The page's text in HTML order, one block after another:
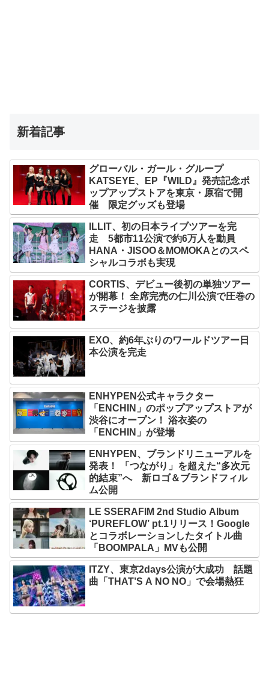
新着記事
グローバル・ガール・グループ
KATSEYE、EP『WILD』発売記念ポ
ップアップストアを東京・原宿で開
催 限定グッズも登場
ILLIT、初の日本ライブツアーを完
走 5都市11公演で約6万人を動員
HANA・JISOO＆MOMOKAとのスペ
シャルコラボも実現
CORTIS、デビュー後初の単独ツアー
が開幕！ 全席完売の仁川公演で圧巻の
ステージを披露
EXO、約6年ぶりのワールドツアー日
本公演を完走
ENHYPEN公式キャラクター
「ENCHIN」のポップアップストアが
渋谷にオープン！ 浴衣姿の
「ENCHIN」が登場
ENHYPEN、ブランドリニューアルを
発表！ 「つながり」を超えた“多次元
的結束”へ 新ロゴ＆ブランドフィル
ム公開
LE SSERAFIM 2nd Studio Album
‘PUREFLOW’ pt.1リリース！Google
とコラボレーションしたタイトル曲
「BOOMPALA」MVも公開
ITZY、東京2days公演が大成功 話題
曲「THAT’S A NO NO」で会場熱狂